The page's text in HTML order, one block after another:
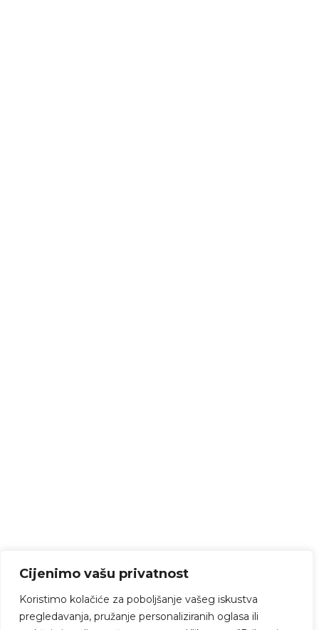
Cijenimo vašu privatnost
Koristimo kolačiće za poboljšanje vašeg iskustva
pregledavanja, pružanje personaliziranih oglasa ili